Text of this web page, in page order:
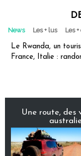
News Les + lus Les
Le Rwanda, un
France, Italie :
Une route, des